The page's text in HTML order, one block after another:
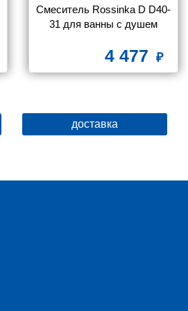
Смеситель Rossinka D D40-
31 для ванны с душем
4 477
доставка